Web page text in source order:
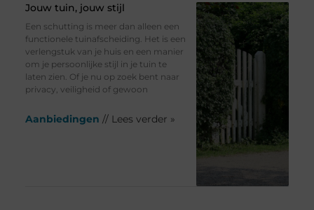
Jouw tuin, jouw stijl
Een schutting is meer dan alleen een
functionele tuinafscheiding. Het is een
verlengstuk van je huis en een manier
om je persoonlijke stijl in je tuin te
laten zien. Of je nu op zoek bent naar
privacy, veiligheid of gewoon
Aanbiedingen // Lees verder »